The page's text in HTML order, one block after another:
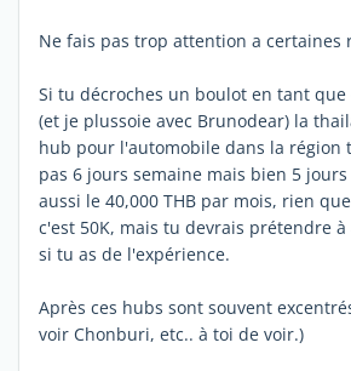
Ne fais pas trop attention a certaines
Si tu décroches un boulot en tant
(et je plussoie avec Brunodear) la
hub pour l'automobile dans la région
pas 6 jours semaine mais bien 5
aussi le 40,000 THB par mois, rien
c'est 50K, mais tu devrais prétendre
si tu as de l'expérience.
Après ces hubs sont souvent
voir Chonburi, etc.. à toi de voir.)